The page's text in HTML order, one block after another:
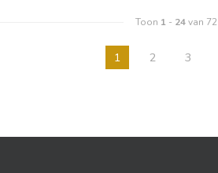
Toon 1 - 24van 72
1 2 3